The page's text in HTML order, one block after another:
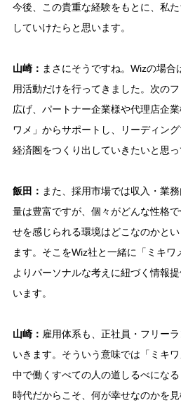
今後、この貴重な経験をもとに、私
していけたらと思います。
山崎： まさにそうですね。Wizの場
用活動だけを行ってきました。次の
広げ、パートナー企業様や代理店企
ワメ」からサポートし、リーディン
経済圏をつくり出していきたいと思っ
飯田： また、採用市場では収入・業
量は豊富ですが、個々がどんな性格
せを感じられる環境はどこなのかと
ます。そこをWiz社と一緒に「ミキワ
よりパーソナルな考えに紐づく情報
います。
山崎： 雇用体系も、正社員・フリー
いきます。そういう意味では「ミキ
中で働くすべての人の道しるべにな
時代だからこそ、何が幸せなのかを